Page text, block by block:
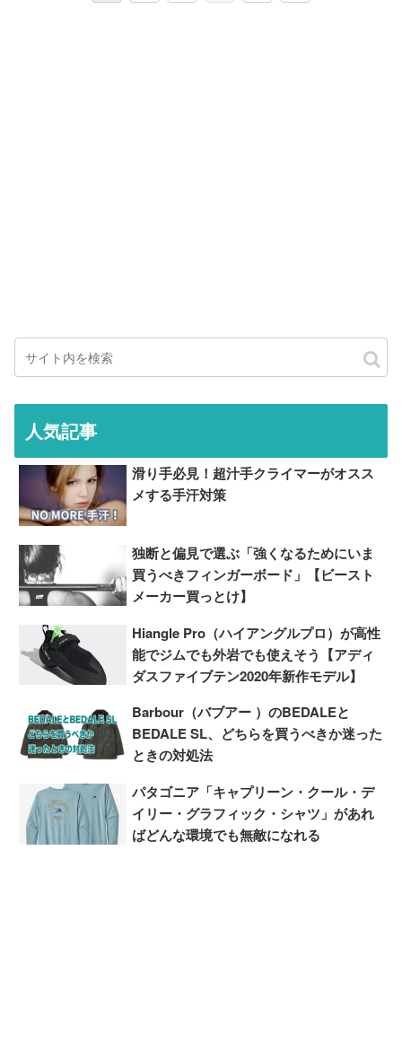
人気記事
滑り手必見！超汁手クライマーがオスス
メする手汗対策
独断と偏見で選ぶ「強くなるためにいま
買うべきフィンガーボード」【ビースト
メーカー買っとけ】
Hiangle Pro（ハイアングルプロ）が高性
能でジムでも外岩でも使えそう【アディ
ダスファイブテン2020年新作モデル】
Barbour（バブアー ）のBEDALEと
BEDALE SL、どちらを買うべきか迷った
ときの対処法
パタゴニア「キャプリーン・クール・デ
イリー・グラフィック・シャツ」があれ
ばどんな環境でも無敵になれる